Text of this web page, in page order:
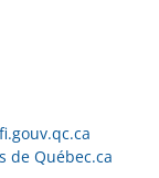
de Québec.ca